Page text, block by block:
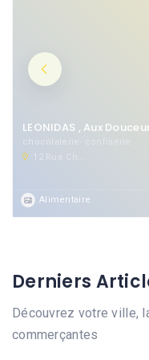
LEONIDAS , Aux
chocolaterie- confiserie
12 Rue Charles De Gaulle, 60800 Crépy-en-Valois, France
Alimentaire
Derniers
Découvrez votre ville,
commerçantes